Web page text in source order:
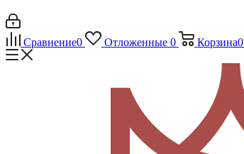
Сравнение0 Отложенные 0 Корзина0